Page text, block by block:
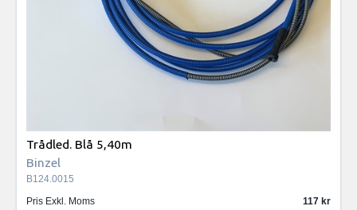
Trådled. Blå 5,40m
Binzel
B124.0015
Pris Exkl. Moms
117